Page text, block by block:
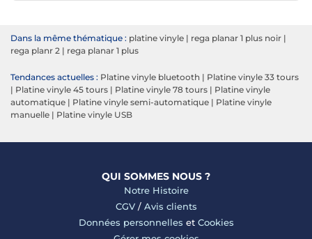
Dans la même thématique : platine vinyle | rega planar 1 plus noir |
rega planr 2 | rega planar 1 plus
Tendances actuelles : Platine vinyle bluetooth | Platine vinyle 33 tours
| Platine vinyle 45 tours | Platine vinyle 78 tours | Platine vinyle
automatique | Platine vinyle semi-automatique | Platine vinyle
manuelle | Platine vinyle USB
QUI SOMMES NOUS ?
Notre Histoire
CGV/ Avis clients
Données personnelles et Cookies